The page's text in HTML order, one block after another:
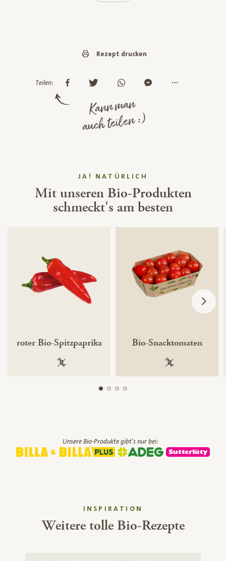
Rezept drucken
Teilen:
Kann man
auch teilen :)
JA! NATÜRLICH
Mit unseren Bio-Produkten
schmeckt's am besten
roter Bio-Spitzpaprika
100 % gentechnikfrei
Bio-Snacktomaten
100 %
Unsere Bio-Produkte gibt's nur bei:
INSPIRATION
Weitere tolle Bio-Rezepte